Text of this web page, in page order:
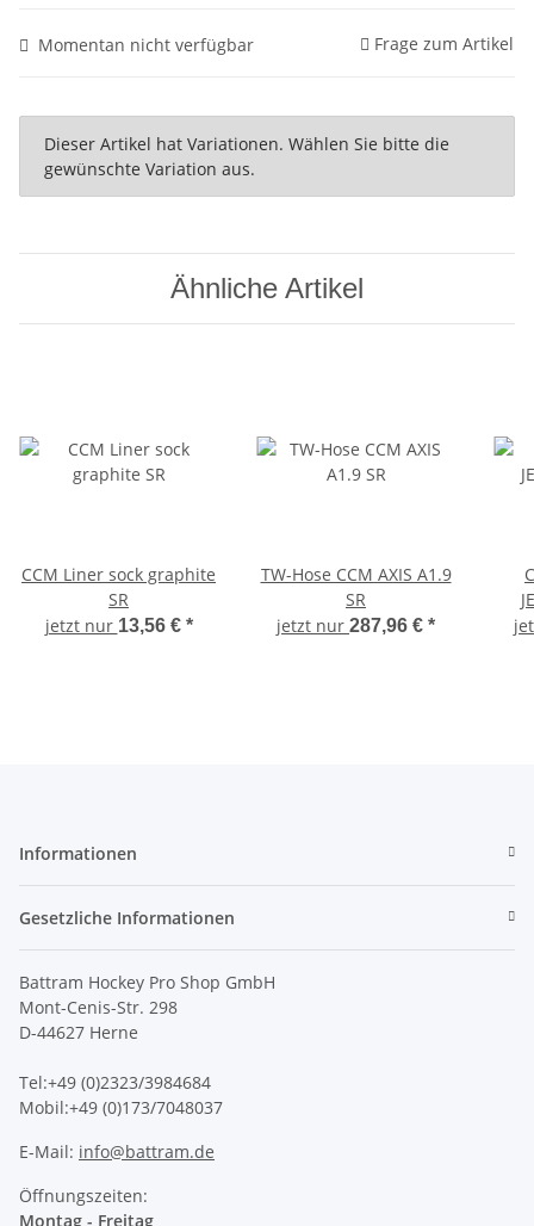
Momentan nicht verfügbar Frage zum Artikel
x
Dieser Artikel hat Variationen. Wählen Sie bitte die
gewünschte Variation aus.
Ähnliche Artikel
CCM Liner sock graphite
SR
jetzt nur 13,56 € *
TW-Hose CCM AXIS A1.9
SR
jetzt nur 287,96 € *
Informationen
Gesetzliche Informationen
Battram Hockey Pro Shop GmbH
Mont-Cenis-Str. 298
D-44627 Herne
Tel:+49 (0)2323/3984684
Mobil:+49 (0)173/7048037
E-Mail: info@battram.de
Öffnungszeiten:
Montag - Freitag